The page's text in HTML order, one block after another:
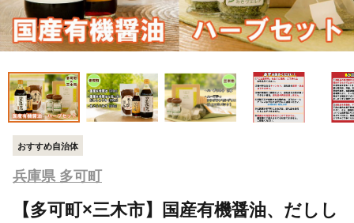
おすすめ自治体
兵庫県 多可町
【多可町×三木市】国産有機醤油、だしし